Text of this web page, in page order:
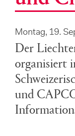
Montag, 19.
Der
organisiert
und